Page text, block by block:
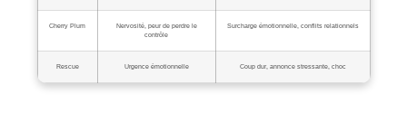
Cherry Plum
Nervosité, peur de perdre le
contrôle
Surcharge émotionnelle, conflits relationnels
Rescue Urgence émotionnelle Coup dur, annonce stressante, choc